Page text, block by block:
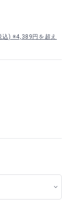
) ※4,389円を超え